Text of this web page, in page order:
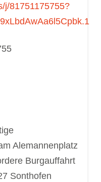
j/81751175755?
Alemannenplatz
Burgauffahrt
Sonthofen